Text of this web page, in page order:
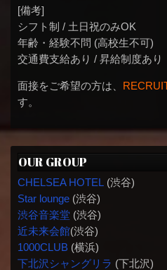
[備考]
シフト制 / 土日祝のみOK
年齢・経験不問 (高校生不可)
交通費支給あり / 昇給制度あり
面接をご希望の方は、
す。
OUR GROUP
CHELSEA HOTEL (渋谷)
Star lounge(渋谷)
渋谷音楽堂(渋谷)
近未来会館(渋谷)
1000CLUB(横浜)
下北沢シャングリラ (下北沢)